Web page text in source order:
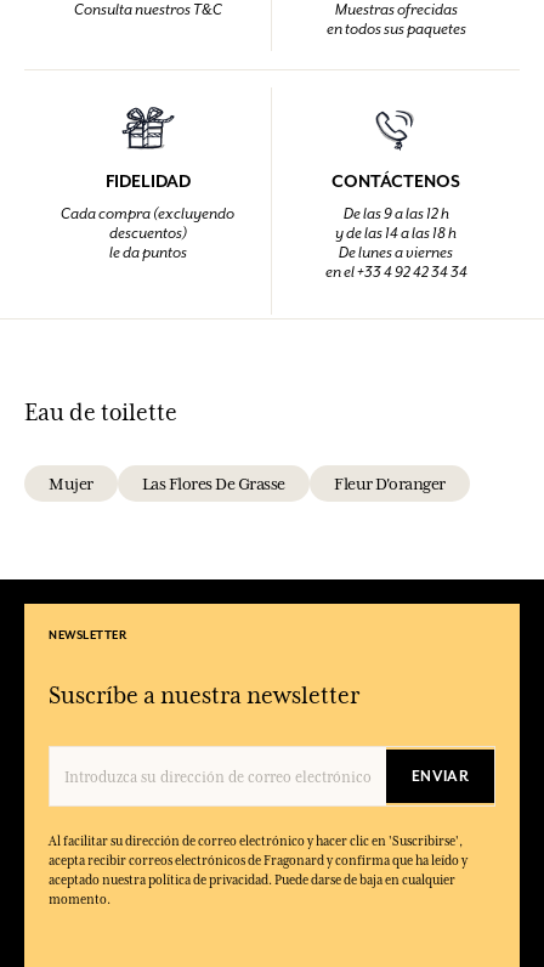
Consulta nuestros T&C
Muestras ofrecidas
en todos sus paquetes
FIDELIDAD
Cada compra (excluyendo
descuentos)
le da puntos
CONTÁCTENOS
De las 9 a las 12 h
y de las 14 a las 18 h
De lunes a viernes
en el +33 4 92 42 34 34
Eau de toilette
Mujer Las Flores De Grasse Fleur D'oranger
NEWSLETTER
Suscríbe a nuestra newsletter
ENVIAR
Al facilitar su dirección de correo electrónico y hacer clic en 'Suscribirse',
acepta recibir correos electrónicos de Fragonard y confirma que ha leído y
aceptado nuestra política de privacidad. Puede darse de baja en cualquier
momento.